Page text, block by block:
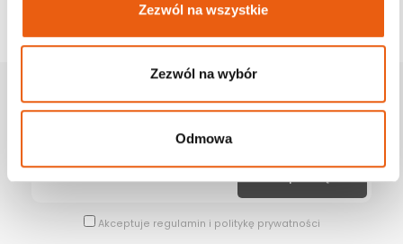
Zezwól na wszystkie
Zezwól na wybór
Odmowa
Zapisz Się Na Newsletter
Akceptuje regulamin i politykę prywatności